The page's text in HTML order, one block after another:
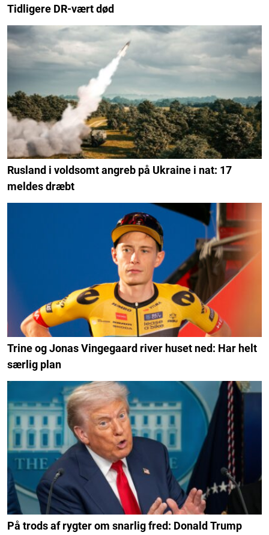
Tidligere DR-vært død
Rusland i voldsomt angreb på Ukraine i nat: 17
meldes dræbt
Trine og Jonas Vingegaard river huset ned: Har helt
særlig plan
På trods af rygter om snarlig fred: Donald Trump